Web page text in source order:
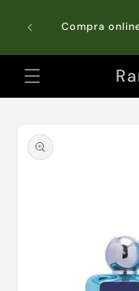
directamente
al contenido
Chile Compra
a la
información